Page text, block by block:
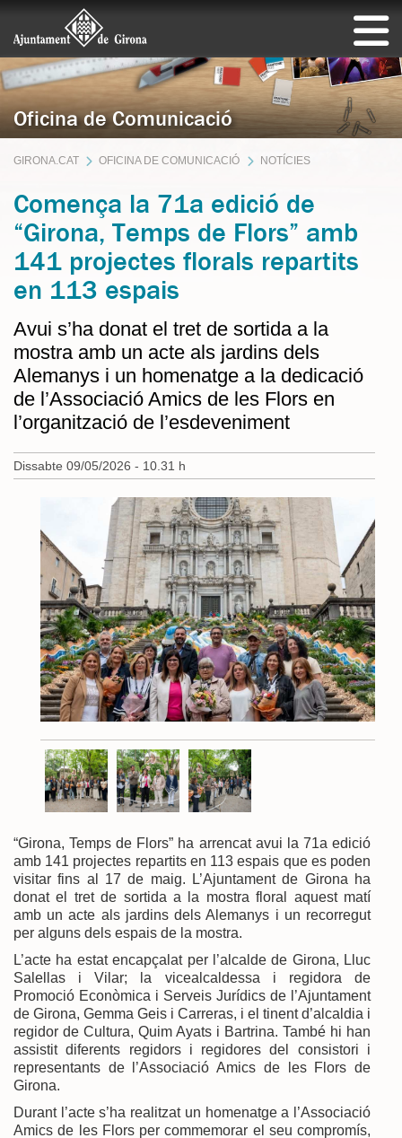
Oficina de Comunicació
GIRONA.CAT OFICINA DE COMUNICACIÓ NOTÍCIES
Comença la 71a edició de
“Girona, Temps de Flors” amb
141 projectes florals repartits
en 113 espais
Avui s’ha donat el tret de sortida a la
mostra amb un acte als jardins dels
Alemanys i un homenatge a la dedicació
de l’Associació Amics de les Flors en
l’organització de l’esdeveniment
Dissabte 09/05/2026 - 10.31 h
“Girona, Temps de Flors” ha arrencat avui la 71a edició
amb 141 projectes repartits en 113 espais que es poden
visitar fins al 17 de maig. L’Ajuntament de Girona ha
donat el tret de sortida a la mostra floral aquest matí
amb un acte als jardins dels Alemanys i un recorregut
per alguns dels espais de la mostra.
L’acte ha estat encapçalat per l’alcalde de Girona, Lluc
Salellas i Vilar; la vicealcaldessa i regidora de
Promoció Econòmica i Serveis Jurídics de l’Ajuntament
de Girona, Gemma Geis i Carreras, i el tinent d’alcaldia i
regidor de Cultura, Quim Ayats i Bartrina. També hi han
assistit diferents regidors i regidores del consistori i
representants de l’Associació Amics de les Flors de
Girona.
Durant l’acte s’ha realitzat un homenatge a l’Associació
Amics de les Flors per commemorar el seu compromís,